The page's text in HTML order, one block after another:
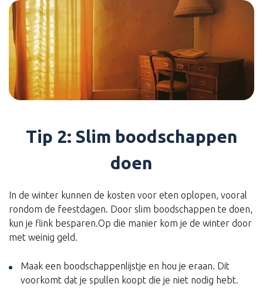
Tip 2: Slim boodschappen
doen
In de winter kunnen de kosten voor eten oplopen, vooral
rondom de feestdagen. Door slim boodschappen te doen,
kun je flink besparen.Op die manier kom je de winter door
met weinig geld.
Maak een boodschappenlijstje en hou je eraan. Dit
voorkomt dat je spullen koopt die je niet nodig hebt.